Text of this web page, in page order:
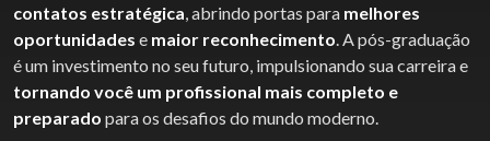
contatos estratégica, abrindo portas para melhores
oportunidades e maior reconhecimento. A pós-graduação
é um investimento no seu futuro, impulsionando sua carreira e
tornando você um profissional mais completo e
preparado para os desafios do mundo moderno.